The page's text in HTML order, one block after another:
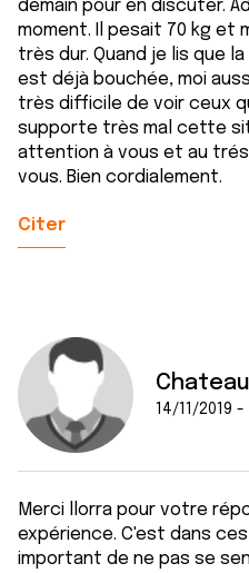
demain pour en discuter.
moment. Il pesait 70 kg et
très dur. Quand je lis que
est déjà bouchée, moi
très difficile de voir ceux
supporte très mal cette
attention à vous et au
vous. Bien cordialement.
Citer
14/11/2019 -
Merci llorra pour votre
expérience. C'est dans
important de ne pas se